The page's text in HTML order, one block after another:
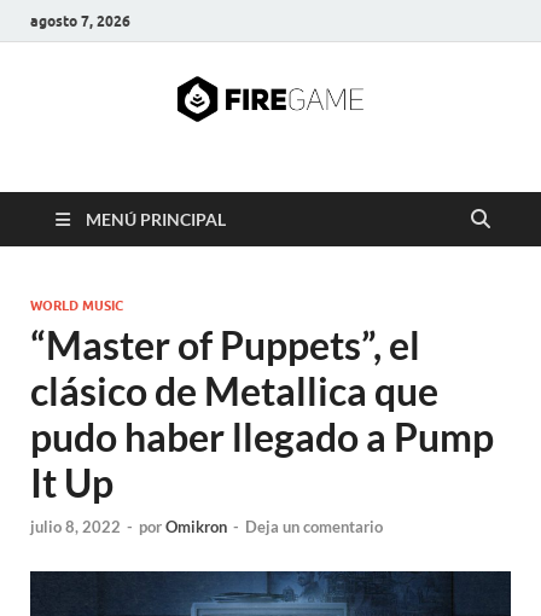
agosto 7, 2026
FIRE GAME
MENÚ PRINCIPAL
WORLD MUSIC
“Master of Puppets”, el
clásico de Metallica que
pudo haber llegado a Pump
It Up
julio 8, 2022 - porOmikron - Deja un comentario